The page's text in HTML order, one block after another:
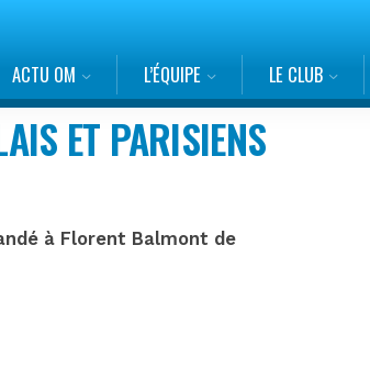
ACTU OM L’ÉQUIPE LE CLUB
ET PARISIENS
à Florent Balmont de